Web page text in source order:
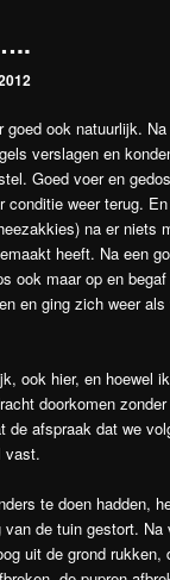
goed ook natuurlijk.
verslagen en
Goed voer en
conditie weer terug.
na er niets
heeft. Na een
ook maar op en
en ging zich weer als
ook hier, en hoewel
doorkomen
de afspraak dat we
vast.
te doen hadden,
van de tuin gestort. Na
uit de grond rukken,